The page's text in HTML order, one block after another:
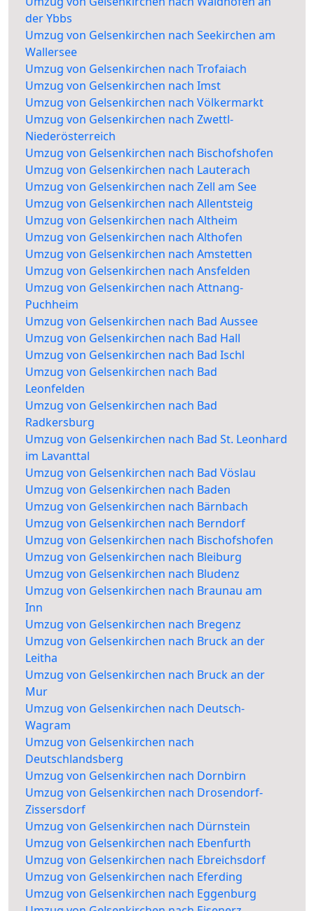
der Ybbs
Umzug von Gelsenkirchen nach Seekirchen am
Wallersee
Umzug von Gelsenkirchen nach Trofaiach
Umzug von Gelsenkirchen nach Imst
Umzug von Gelsenkirchen nach Völkermarkt
Umzug von Gelsenkirchen nach Zwettl-
Niederösterreich
Umzug von Gelsenkirchen nach Bischofshofen
Umzug von Gelsenkirchen nach Lauterach
Umzug von Gelsenkirchen nach Zell am See
Umzug von Gelsenkirchen nach Allentsteig
Umzug von Gelsenkirchen nach Altheim
Umzug von Gelsenkirchen nach Althofen
Umzug von Gelsenkirchen nach Amstetten
Umzug von Gelsenkirchen nach Ansfelden
Umzug von Gelsenkirchen nach Attnang-
Puchheim
Umzug von Gelsenkirchen nach Bad Aussee
Umzug von Gelsenkirchen nach Bad Hall
Umzug von Gelsenkirchen nach Bad Ischl
Umzug von Gelsenkirchen nach Bad
Leonfelden
Umzug von Gelsenkirchen nach Bad
Radkersburg
Umzug von Gelsenkirchen nach Bad St. Leonhard
im Lavanttal
Umzug von Gelsenkirchen nach Bad Vöslau
Umzug von Gelsenkirchen nach Baden
Umzug von Gelsenkirchen nach Bärnbach
Umzug von Gelsenkirchen nach Berndorf
Umzug von Gelsenkirchen nach Bischofshofen
Umzug von Gelsenkirchen nach Bleiburg
Umzug von Gelsenkirchen nach Bludenz
Umzug von Gelsenkirchen nach Braunau am
Inn
Umzug von Gelsenkirchen nach Bregenz
Umzug von Gelsenkirchen nach Bruck an der
Leitha
Umzug von Gelsenkirchen nach Bruck an der
Mur
Umzug von Gelsenkirchen nach Deutsch-
Wagram
Umzug von Gelsenkirchen nach
Deutschlandsberg
Umzug von Gelsenkirchen nach Dornbirn
Umzug von Gelsenkirchen nach Drosendorf-
Zissersdorf
Umzug von Gelsenkirchen nach Dürnstein
Umzug von Gelsenkirchen nach Ebenfurth
Umzug von Gelsenkirchen nach Ebreichsdorf
Umzug von Gelsenkirchen nach Eferding
Umzug von Gelsenkirchen nach Eggenburg